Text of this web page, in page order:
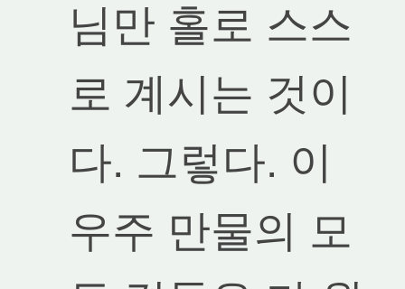
님만 홀로 스스
로 계시는 것이
다. 그렇다. 이
우주 만물의 모